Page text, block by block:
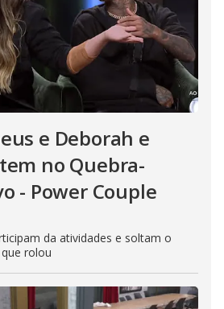
e Deborah e
no Quebra-
- Power Couple
da atividades e soltam o
rolou